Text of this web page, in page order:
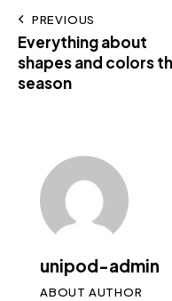
PREVIOUS
Everything about
shapes and colors
season
unipod-admin
ABOUT AUTHOR